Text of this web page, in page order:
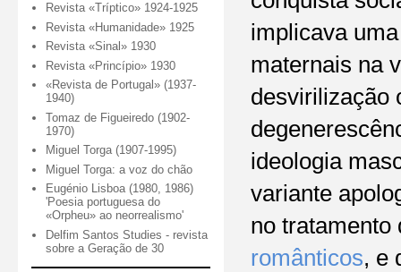
implicava
maternais na
desvirilização
ideologia
variante
no
românticos, e
Revista «Tríptico» 1924-1925
Revista «Humanidade» 1925
Revista «Sinal» 1930
Revista «Princípio» 1930
«Revista de Portugal» (1937-
1940)
Tomaz de Figueiredo (1902-
1970)
Miguel Torga (1907-1995)
Miguel Torga: a voz do chão
Eugénio Lisboa (1980, 1986)
'Poesia portuguesa do
«Orpheu» ao neorrealismo'
Delfim Santos Studies - revista
sobre a Geração de 30